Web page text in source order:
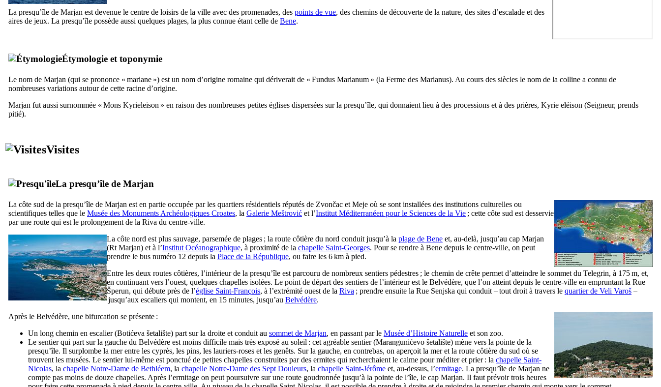
La presqu’île de Marjan est devenue le centre de loisirs de la ville avec des promenades, des points de vue, des chemins de découverte de la nature, des sites d’escalade et des
aires de jeux. La presqu’île possède aussi quelques plages, la plus connue étant celle de Bene.
Étymologie et toponymie
Le nom de Marjan (qui se prononce « mariane ») est un nom d’origine romaine qui dériverait de « Fundus Marianum » (la Ferme des Marianus). Au cours des siècles le nom de la colline a connu de
nombreuses variations autour de cette racine d’origine.
Marjan fut aussi surnommée « Mons Kyrieleison » en raison des nombreuses petites églises dispersées sur la presqu’île, qui donnaient lieu à des processions et à des prières, Kyrie eléison (Seigneur, prends
pitié).
Visites
La presqu’île de Marjan
La côte sud de la presqu’île de Marjan est en partie occupée par les quartiers résidentiels réputés de Zvončac et Meje où se sont installées des institutions culturelles ou
scientifiques telles que le Musée des Monuments Archéologiques Croates, la Galerie Meštrović et l’Institut Méditerranéen pour le Sciences de la Vie ; cette côte sud est desservie
par une route qui est le prolongement de la Riva du centre-ville.
La côte nord est plus sauvage, parsemée de plages ; la route côtière du nord conduit jusqu’à la plage de Bene et, au-delà, jusqu’au cap Marjan
(Rt Marjan) et à l’Institut Océanographique, à proximité de la chapelle Saint-Georges. Pour se rendre à Bene depuis le centre-ville, on peut
prendre le bus numéro 12 depuis la Place de la République, ou faire les 6 km à pied.
Entre les deux routes côtières, l’intérieur de la presqu’île est parcouru de nombreux sentiers pédestres ; le chemin de crête permet d’atteindre le sommet du Telegrin, à 175 m, et,
en continuant vers l’ouest, quelques chapelles isolées. Le point de départ des sentiers de l’intérieur est le Belvédère, que l’on atteint depuis le centre-ville en empruntant la Rue
Šperun, qui débute près de l’église Saint-François, à l’extrémité ouest de la Riva ; prendre ensuite la Rue Senjska qui conduit – tout droit à travers le quartier de Veli Varoš –
jusqu’aux escaliers qui montent, en 15 minutes, jusqu’au Belvédère.
Après le Belvédère, une bifurcation se présente :
Un long chemin en escalier (Botićeva šetalište) part sur la droite et conduit au sommet de Marjan, en passant par le Musée d’Histoire Naturelle et son zoo.
Le sentier qui part sur la gauche du Belvédère est moins difficile mais très exposé au soleil : cet agréable sentier (Marangunićevo šetalište) mène vers la pointe de la
presqu’île. Il surplombe la mer entre les cyprès, les pins, les lauriers-roses et les genêts. Sur la gauche, en contrebas, on aperçoit la mer et la route côtière du sud où se
trouvent les musées. Le sentier lui-même est ponctué de petites chapelles construites par des ermites qui recherchaient le calme pour méditer et prier : la chapelle Saint-
Nicolas, la chapelle Notre-Dame de Bethléem, la chapelle Notre-Dame des Sept Douleurs, la chapelle Saint-Jérôme et, au-dessus, l’ermitage. La presqu’île de Marjan ne
compte pas moins de douze chapelles. Après l’ermitage on peut poursuivre sur une route goudronnée jusqu’à la pointe de l’île, le cap Marjan. Il faut prévoir trois heures